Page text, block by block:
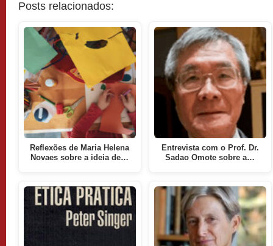
Posts relacionados:
Reflexões de Maria Helena
Novaes sobre a ideia de…
Entrevista com o Prof. Dr.
Sadao Omote sobre a…